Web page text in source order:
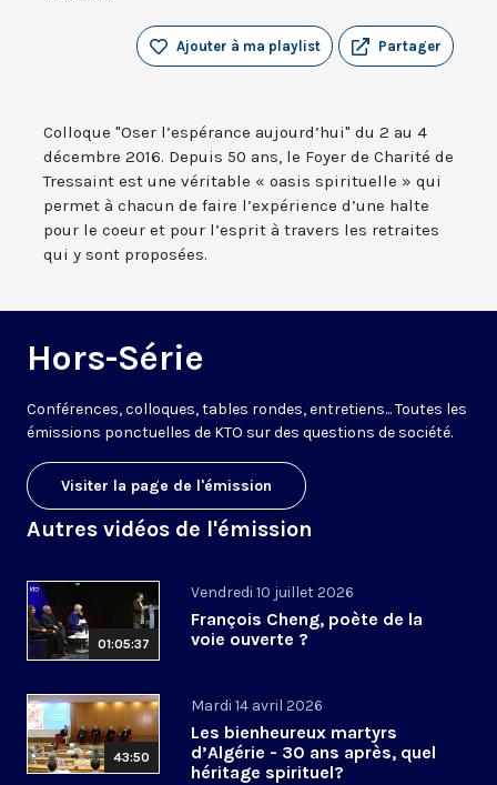
Partager
Ajouter à ma playlist
Colloque "Oser l’espérance aujourd’hui" du 2 au 4
décembre 2016. Depuis 50 ans, le Foyer de Charité de
Tressaint est une véritable « oasis spirituelle » qui
permet à chacun de faire l’expérience d’une halte
pour le coeur et pour l’esprit à travers les retraites
qui y sont proposées.
Hors-Série
Conférences, colloques, tables rondes, entretiens... Toutes les
émissions ponctuelles de KTO sur des questions de société.
Visiter la page de l'émission
Autres vidéos de l'émission
01:05:37
Vendredi 10 juillet 2026
François Cheng, poète de la
voie ouverte ?
43:50
Mardi 14 avril 2026
Les bienheureux martyrs
d’Algérie - 30 ans après, quel
héritage spirituel?